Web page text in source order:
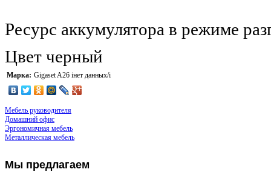
Ресурс аккумулятора в режиме
Цвет черный
Марка: Gigaset A26 iнет данных/i
Мебель руководителя
Домашний офис
Эргономичная мебель
Металлическая мебель
Мы предлагаем